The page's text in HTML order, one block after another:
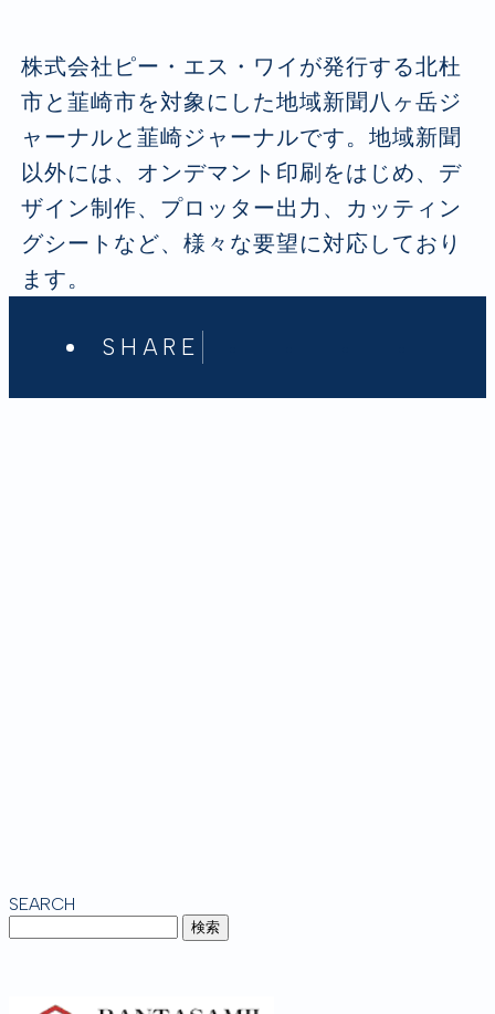
株式会社ピー・エス・ワイが発行する北杜
市と韮崎市を対象にした地域新聞八ヶ岳ジ
ャーナルと韮崎ジャーナルです。地域新聞
以外には、オンデマント印刷をはじめ、デ
ザイン制作、プロッター出力、カッティン
グシートなど、様々な要望に対応しており
ます。
SHARE
SEARCH